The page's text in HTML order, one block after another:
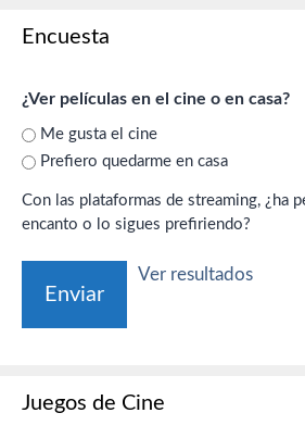
Encuesta
¿Ver películas en el cine o en casa?
Me gusta el cine
Prefiero quedarme en casa
Con las plataformas de streaming, ¿ha perdido el cine su
encanto o lo sigues prefiriendo?
Ver resultados
Juegos de Cine